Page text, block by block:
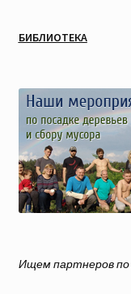
БИБЛИОТЕКА
Ищем партнеров по